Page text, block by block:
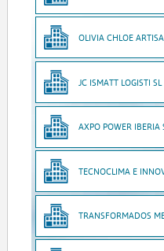
OLIVIA CHLOE
JC ISMATT LOGISTI SL
AXPO POWER IBERIA
TECNOCLIMA E
TRANSFORMADOS